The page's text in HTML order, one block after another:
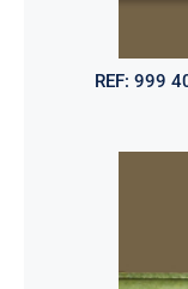
REF: 999